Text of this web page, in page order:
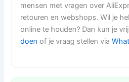
mensen met vragen over
retouren en webshops. Wil je
online te houden? Dan kun je
doen of je vraag stellen via